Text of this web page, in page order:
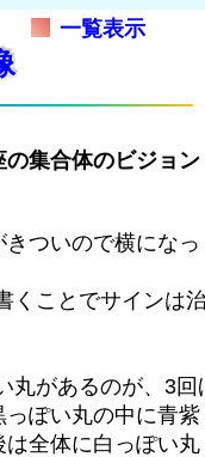
一覧表示
集合体のビジョン
ついので横になっ
くことでサインは
丸があるのが、3回
ぽい丸の中に青紫
全体に白っぽい丸